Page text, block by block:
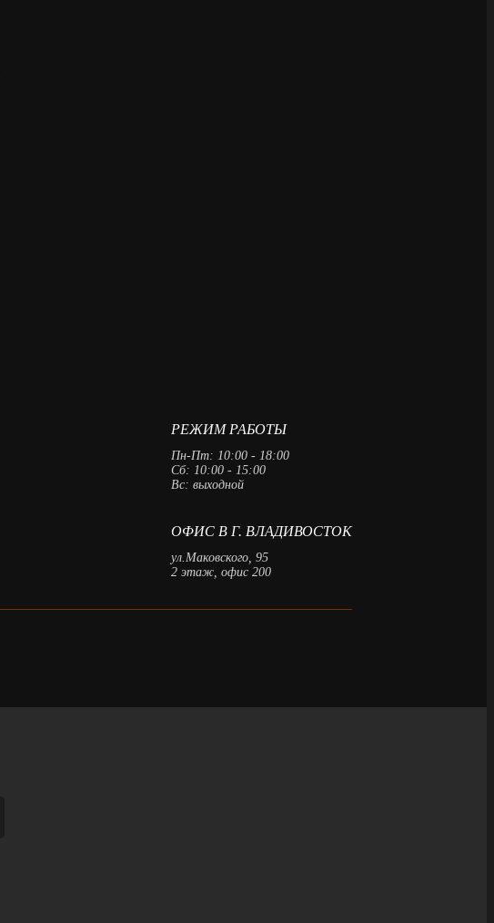
РЕЖИМ РАБОТЫ
Пн-Пт: 10:00 - 18:00
Сб: 10:00 - 15:00
Вс: выходной
ОФИС В Г. ВЛАДИВОСТОК
ул.Маковского, 95
2 этаж, офис 200